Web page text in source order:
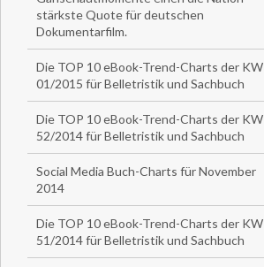
stärkste Quote für deutschen
Dokumentarfilm.
Die TOP 10 eBook-Trend-Charts der KW
01/2015 für Belletristik und Sachbuch
Die TOP 10 eBook-Trend-Charts der KW
52/2014 für Belletristik und Sachbuch
Social Media Buch-Charts für November
2014
Die TOP 10 eBook-Trend-Charts der KW
51/2014 für Belletristik und Sachbuch